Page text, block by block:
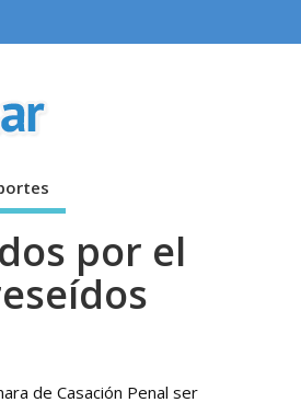
por el
de Casación Penal ser